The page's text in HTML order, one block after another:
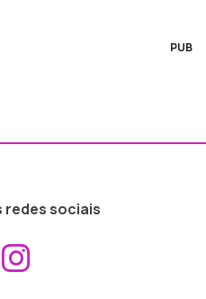
PUB
redes sociais
Aceder ao